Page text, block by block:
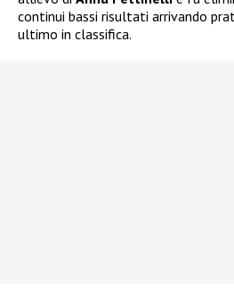
continui bassi risultati arrivando
ultimo in classifica.